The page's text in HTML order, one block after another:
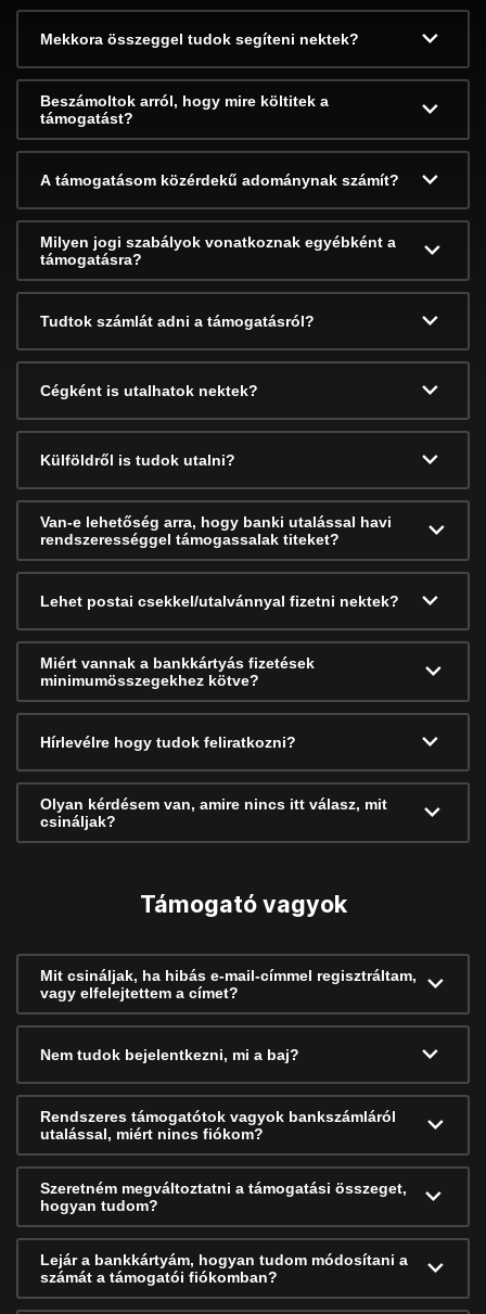
Mekkora összeggel tudok segíteni nektek?
Beszámoltok arról, hogy mire költitek a
támogatást?
A támogatásom közérdekű adománynak számít?
Milyen jogi szabályok vonatkoznak egyébként a
támogatásra?
Tudtok számlát adni a támogatásról?
Cégként is utalhatok nektek?
Külföldről is tudok utalni?
Van-e lehetőség arra, hogy banki utalással havi
rendszerességgel támogassalak titeket?
Lehet postai csekkel/utalvánnyal fizetni nektek?
Miért vannak a bankkártyás fizetések
minimumösszegekhez kötve?
Hírlevélre hogy tudok feliratkozni?
Olyan kérdésem van, amire nincs itt válasz, mit
csináljak?
Támogató vagyok
Mit csináljak, ha hibás e-mail-címmel regisztráltam,
vagy elfelejtettem a címet?
Nem tudok bejelentkezni, mi a baj?
Rendszeres támogatótok vagyok bankszámláról
utalással, miért nincs fiókom?
Szeretném megváltoztatni a támogatási összeget,
hogyan tudom?
Lejár a bankkártyám, hogyan tudom módosítani a
számát a támogatói fiókomban?